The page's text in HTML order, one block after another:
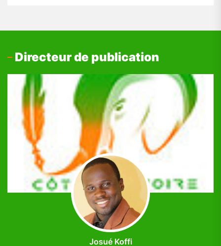
Directeur de publication
Josué Koffi